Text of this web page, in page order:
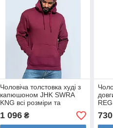
Чоловіча толстовка худі з
капюшоном JHK SWRA
KNG всі розміри та
кольори
1 096₴ 730